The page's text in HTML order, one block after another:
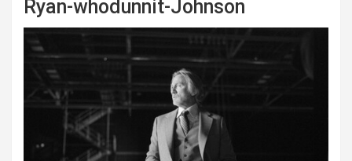
Ryan-whodunnit-Johnson